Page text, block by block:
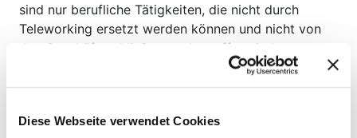
Diese Webseite verwendet Cookies
sind nur berufliche Tätigkeiten, die nicht durch
Teleworking ersetzt werden können und nicht von
den Geschäftsschließungen betroffen sind,
Hilfsdienste, Betreuungsunterricht und Einkaufen
von Lebensmitteln und Medikamenten. Bitte haltet
Regionhierauf dem Laufenden.